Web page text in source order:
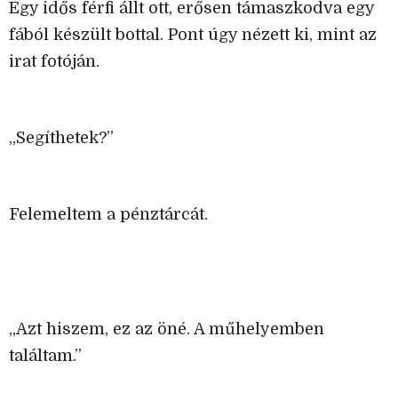
Egy idős férfi állt ott, erősen támaszkodva egy
fából készült bottal. Pont úgy nézett ki, mint az
irat fotóján.
„Segíthetek?”
Felemeltem a pénztárcát.
„Azt hiszem, ez az öné. A műhelyemben
találtam.”